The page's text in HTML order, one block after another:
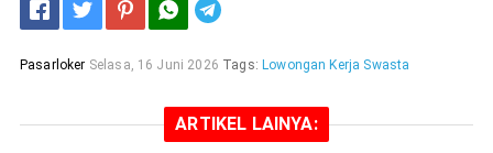
Pasarloker Selasa, 16 Juni 2026 Tags:Lowongan Kerja Swasta
ARTIKEL LAINYA: